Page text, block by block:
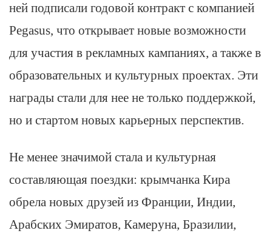
ней подписали годовой контракт с компанией
Pegasus, что открывает новые возможности
для участия в рекламных кампаниях, а также в
образовательных и культурных проектах. Эти
награды стали для нее не только поддержкой,
но и стартом новых карьерных перспектив.
Не менее значимой стала и культурная
составляющая поездки: крымчанка Кира
обрела новых друзей из Франции, Индии,
Арабских Эмиратов, Камеруна, Бразилии,